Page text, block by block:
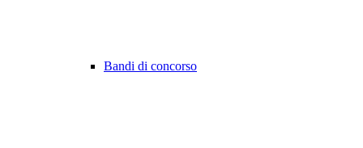
Bandi di concorso